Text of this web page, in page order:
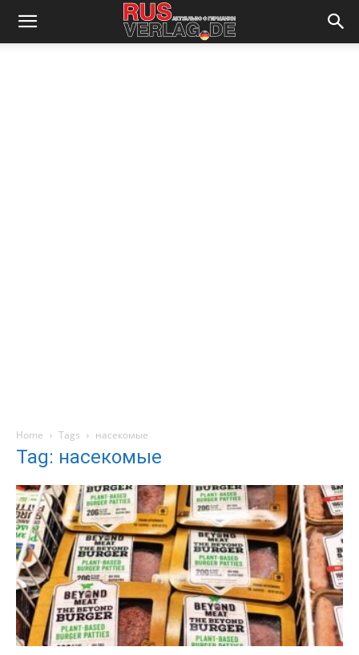
Home Tags насекомые
Tag: насекомые